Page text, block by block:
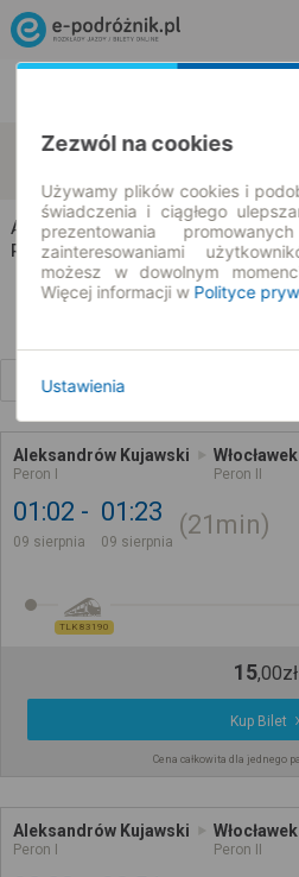
Aleksandrów Kujawski Włocławek
Aleksandrów Kujawski →
Rozkład jazdy i bilety
Aleksandrów Kujawski
Peron I
Włocławek
Peron II
01:02
09 sierpnia
01:23
09 sierpnia
21min
TLK 83190
15,00zł
Kup Bilet
Cena całkowita dla jednego
Aleksandrów Kujawski
Peron I
Włocławek
Peron II
Zezwól na cookies
Używamy plików cookies i
świadczenia i ciągłego
prezentowania
zainteresowaniami
możesz w dowolnym
Więcej informacji w Polityce
Ustawienia